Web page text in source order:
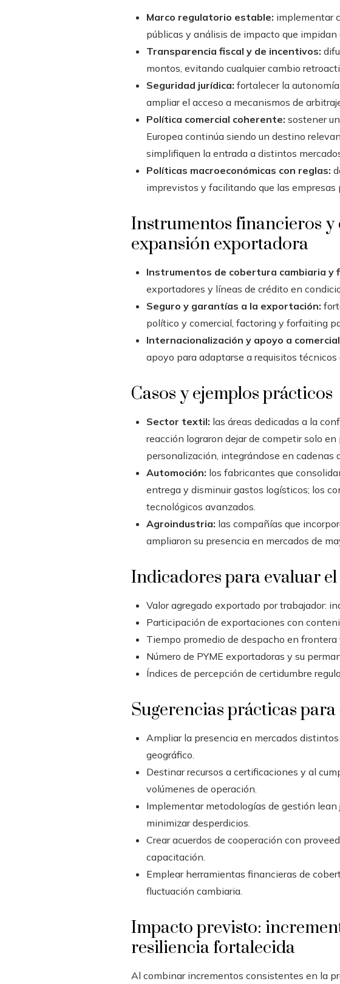
Marco regulatorio estable: implementar
públicas y análisis de impacto que
Transparencia fiscal y de incentivos:
montos, evitando cualquier cambio
Seguridad jurídica: fortalecer la
ampliar el acceso a mecanismos de
Política comercial coherente: sostener
Europea continúa siendo un destino
simplifiquen la entrada a distintos
Políticas macroeconómicas con reglas:
imprevistos y facilitando que las
Instrumentos financieros y
expansión exportadora
Instrumentos de cobertura cambiaria y
exportadores y líneas de crédito en
Seguro y garantías a la exportación:
político y comercial, factoring y forfaiting
Internacionalización y apoyo a
apoyo para adaptarse a requisitos
Casos y ejemplos prácticos
Sector textil: las áreas dedicadas a la
reacción lograron dejar de competir solo
personalización, integrándose en cadenas
Automoción: los fabricantes que
entrega y disminuir gastos logísticos; los
tecnológicos avanzados.
Agroindustria: las compañías que
ampliaron su presencia en mercados de
Indicadores para evaluar
Valor agregado exportado por trabajador:
Participación de exportaciones con
Tiempo promedio de despacho en
Número de PYME exportadoras y su
Índices de percepción de certidumbre
Sugerencias prácticas
Ampliar la presencia en mercados
geográfico.
Destinar recursos a certificaciones y al
volúmenes de operación.
Implementar metodologías de gestión
minimizar desperdicios.
Crear acuerdos de cooperación con
capacitación.
Emplear herramientas financieras de
fluctuación cambiaria.
Impacto previsto:
resiliencia fortalecida
Al combinar incrementos consistentes en la